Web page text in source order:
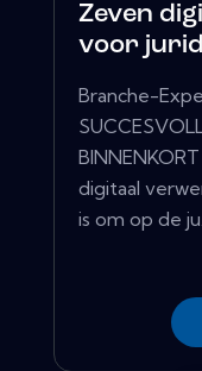
Zeven
voor
Branche-
digitaal
is om op de